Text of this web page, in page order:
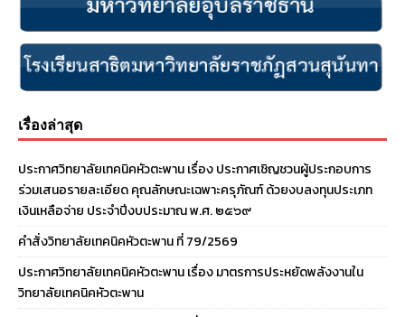
เรื่องล่าสุด
ประกาศวิทยาลัยเทคนิคหัวตะพาน เรื่อง ประกาศเชิญชวนผู้ประกอบการ
ร่วมเสนอรายละเอียด คุณลักษณะเฉพาะครุภัณฑ์ ด้วยงบลงทุนประเภท
เงินเหลือจ่าย ประจําปีงบประมาณ พ.ศ. ๒๕๖๙
คำสั่งวิทยาลัยเทคนิคหัวตะพาน ที่ 79/2569
ประกาศวิทยาลัยเทคนิคหัวตะพาน เรื่อง มาตรการประหยัดพลังงานใน
วิทยาลัยเทคนิคหัวตะพาน